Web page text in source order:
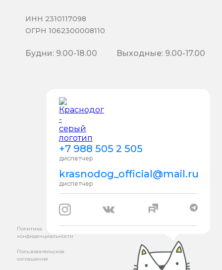
+7 988 505 2 505
диспетчер
krasnodog_official@mail.ru
диспетчер
ИНН 2310117098
ОГРН 1062300008110
Будни: 9.00-18.00 Выходные: 9.00-17.00
Политика
конфиденциальности
Пользовательское
соглашение